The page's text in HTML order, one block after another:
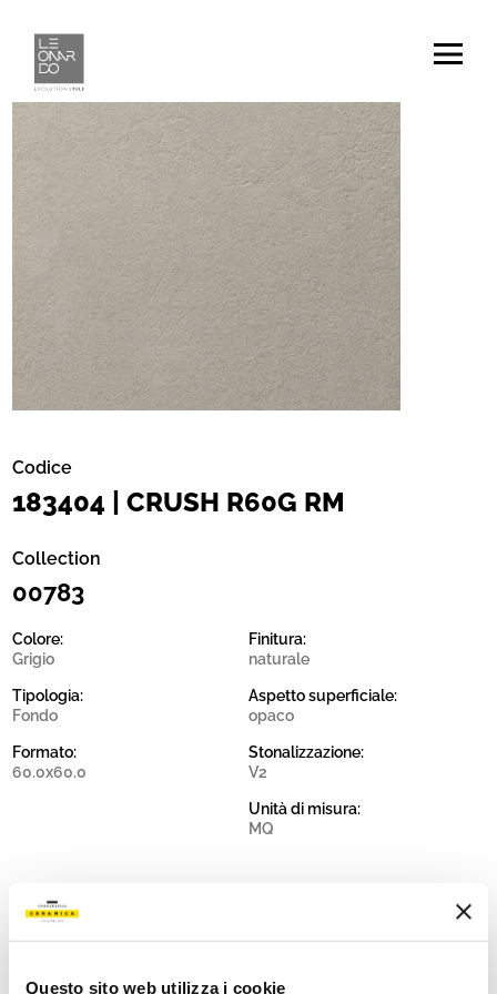
Questo sito web utilizza i cookie
Codice
183404 | CRUSH R60G RM
Collection
00783
Colore:
Grigio
Tipologia:
Fondo
Formato:
60.0x60.0
Finitura:
naturale
Aspetto superficiale:
opaco
Stonalizzazione:
V2
Unità di misura:
MQ